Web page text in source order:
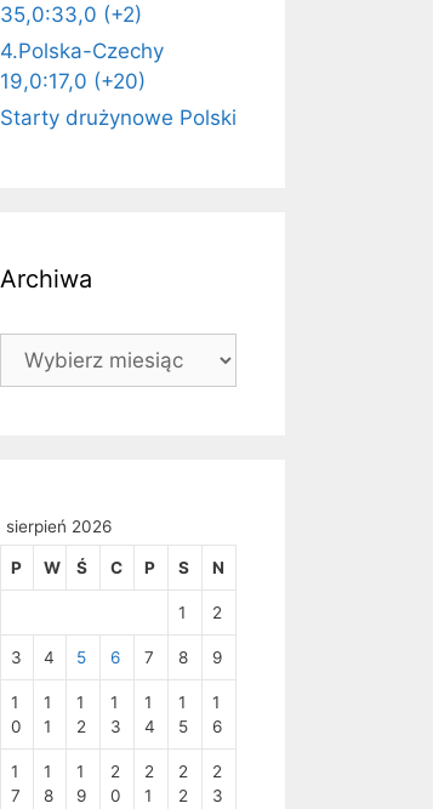
35,0:33,0 (+2)
4.Polska-Czechy
19,0:17,0 (+20)
Starty drużynowe Polski
Archiwa
Archiwa
sierpień 2026
P W Ś C P S N
1 2
3 4 5 6 7 8 9
1
0
1
1
1
2
1
3
1
4
1
5
1
6
1
7
1
8
1
9
2
0
2
1
2
2
2
3